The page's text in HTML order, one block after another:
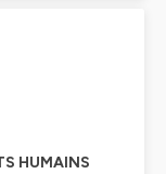
HUMAINS